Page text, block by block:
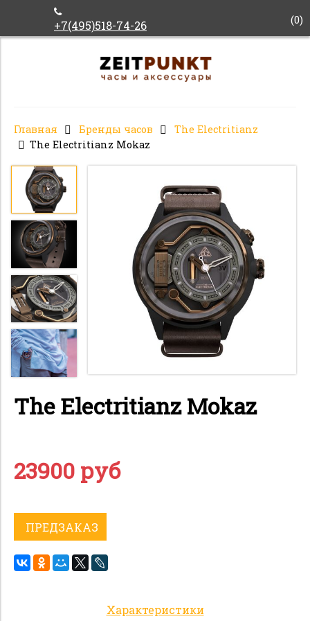
+7(495)518-74-26 (0)
Главная Бренды часов
The Electritianz
The Electritianz Mokaz
The Electritianz Mokaz
23900 руб
ПРЕДЗАКАЗ
Характеристики